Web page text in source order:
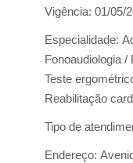
Vigência: 01/05/
Especialidade:
Fonoaudiologia
Teste
Reabilitação
Tipo de
Endereço: